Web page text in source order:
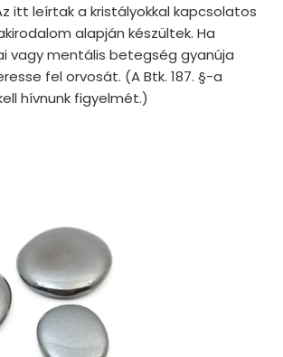
itt leírtak a kristályokkal kapcsolatos
alapján készültek. Ha
vagy mentális betegség gyanúja
fel orvosát. (A Btk. 187. §-a
hívnunk figyelmét.)